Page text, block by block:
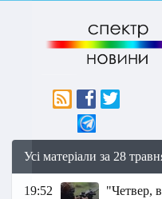
Усі матеріали за 28
19:52
"Четвер,